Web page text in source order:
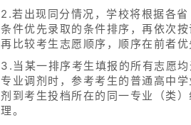
2.若出现同分情况，学校将根据各
条件优先录取的条件排序，再依次
再比较考生志愿顺序，顺序在前者
3.当某一排序考生填报的所有志愿
专业调剂时，参考考生的普通高中
剂到考生投档所在的同一专业（类
理。